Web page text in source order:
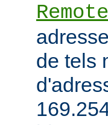
de tels